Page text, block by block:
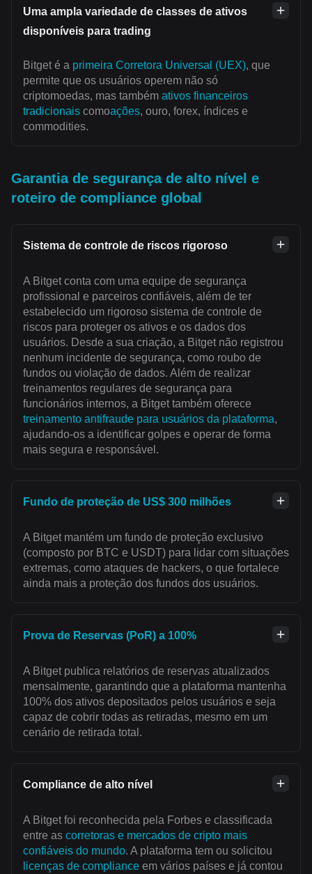
Uma ampla variedade de classes de ativos
disponíveis para trading
Bitget é a primeira Corretora Universal (UEX), que
permite que os usuários operem não só
criptomoedas, mas também ativos financeiros
tradicionais comoações, ouro, forex, índices e
commodities.
Garantia de segurança de alto nível e
roteiro de compliance global
Sistema de controle de riscos rigoroso
A Bitget conta com uma equipe de segurança
profissional e parceiros confiáveis, além de ter
estabelecido um rigoroso sistema de controle de
riscos para proteger os ativos e os dados dos
usuários. Desde a sua criação, a Bitget não registrou
nenhum incidente de segurança, como roubo de
fundos ou violação de dados. Além de realizar
treinamentos regulares de segurança para
funcionários internos, a Bitget também oferece
treinamento antifraude para usuários da plataforma,
ajudando-os a identificar golpes e operar de forma
mais segura e responsável.
Fundo de proteção de US$ 300 milhões
A Bitget mantém um fundo de proteção exclusivo
(composto por BTC e USDT) para lidar com situações
extremas, como ataques de hackers, o que fortalece
ainda mais a proteção dos fundos dos usuários.
Prova de Reservas (PoR) a 100%
A Bitget publica relatórios de reservas atualizados
mensalmente, garantindo que a plataforma mantenha
100% dos ativos depositados pelos usuários e seja
capaz de cobrir todas as retiradas, mesmo em um
cenário de retirada total.
Compliance de alto nível
A Bitget foi reconhecida pela Forbes e classificada
entre as corretoras e mercados de cripto mais
confiáveis do mundo. A plataforma tem ou solicitou
licenças de compliance em vários países e já contou